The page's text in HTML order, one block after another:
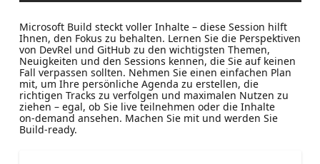
Microsoft Build steckt voller Inhalte – diese Session hilft
Ihnen, den Fokus zu behalten. Lernen Sie die Perspektiven
von DevRel und GitHub zu den wichtigsten Themen,
Neuigkeiten und den Sessions kennen, die Sie auf keinen
Fall verpassen sollten. Nehmen Sie einen einfachen Plan
mit, um Ihre persönliche Agenda zu erstellen, die
richtigen Tracks zu verfolgen und maximalen Nutzen zu
ziehen – egal, ob Sie live teilnehmen oder die Inhalte
on‑demand ansehen. Machen Sie mit und werden Sie
Build‑ready.